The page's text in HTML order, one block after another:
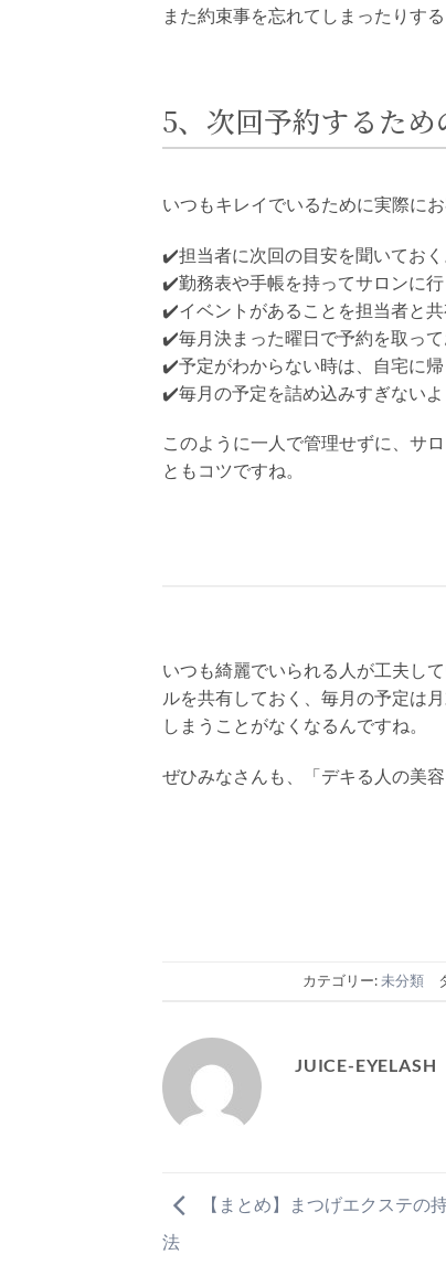
また約束事を忘れてしまったりす
5、次回予約するた
いつもキレイでいるために実際に
✔️担当者に次回の目安を聞いておく
✔️勤務表や手帳を持ってサロンに行
✔️イベントがあることを担当者と共
✔️毎月決まった曜日で予約を取って
✔️予定がわからない時は、自宅に帰
✔️毎月の予定を詰め込みすぎないよ
このように一人で管理せずに、サ
ともコツですね。
いつも綺麗でいられる人が工夫し
ルを共有しておく、毎月の予定は
しまうことがなくなるんですね。
ぜひみなさんも、「デキる人の美
カテゴリー: 未分類
JUICE-EYELASH
【まとめ】まつげエクステの
法